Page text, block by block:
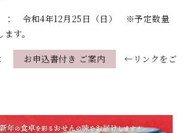
令和4年12月25日（日） ※予定数量
す。
お申込書付き ご案内
←リンクをご